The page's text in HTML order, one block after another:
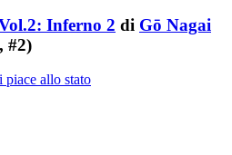
Inferno 2 di Gō Nagai
#2)
piace allo stato